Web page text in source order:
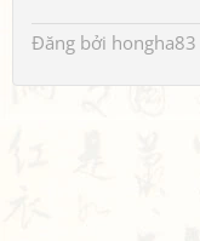
Đăng bởi hongha83